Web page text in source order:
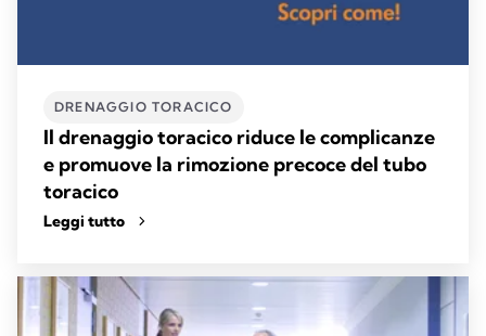
DRENAGGIO TORACICO
Il drenaggio toracico riduce le complicanze
e promuove la rimozione precoce del tubo
toracico
Leggi tutto